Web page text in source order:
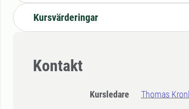
Kursvärderingar
Kontakt
Kursledare Thomas